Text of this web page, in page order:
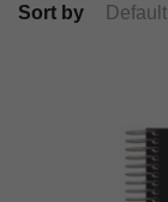
Sort by Default